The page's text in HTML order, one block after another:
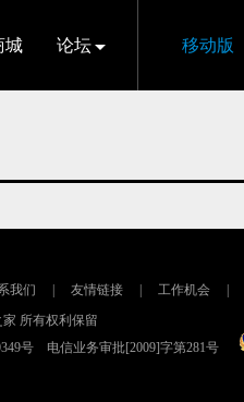
城 论坛 移动版
我们 友情链接 工作机会
家 所有权利保留
号 电信业务审批[2009]字第281号